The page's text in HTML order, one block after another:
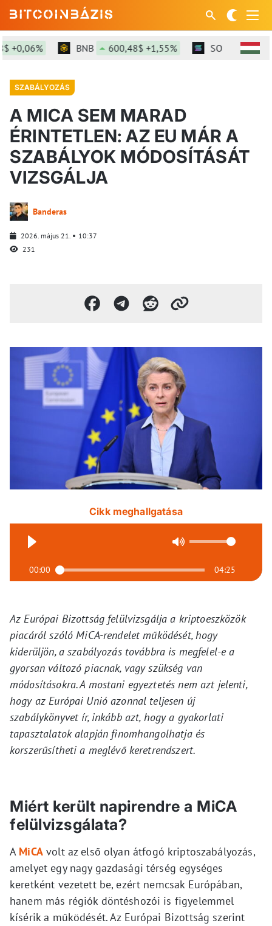
BNB 600,48$ +1,55% SOL 75,82$
SZABÁLYOZÁS
A MICA SEM MARAD
ÉRINTETLEN: AZ EU MÁR A
SZABÁLYOK MÓDOSÍTÁSÁT
VIZSGÁLJA
Banderas
2026. május 21.
10:37
231
Cikk meghallgatása
00:00 04:25
Az Európai Bizottság felülvizsgálja a kriptoeszközök
piacáról szóló MiCA-rendelet működését, hogy
kiderüljön, a szabályozás továbbra is megfelel-e a
gyorsan változó piacnak, vagy szükség van
módosításokra. A mostani egyeztetés nem azt jelenti,
hogy az Európai Unió azonnal teljesen új
szabálykönyvet ír, inkább azt, hogy a gyakorlati
tapasztalatok alapján finomhangolhatja és
korszerűsítheti a meglévő keretrendszert.
Miért került napirendre a MiCA
felülvizsgálata?
A MiCAvolt az első olyan átfogó kriptoszabályozás,
amelyet egy nagy gazdasági térség egységes
keretként vezetett be, ezért nemcsak Európában,
hanem más régiók döntéshozói is figyelemmel
kísérik a működését. Az Európai Bizottság szerint